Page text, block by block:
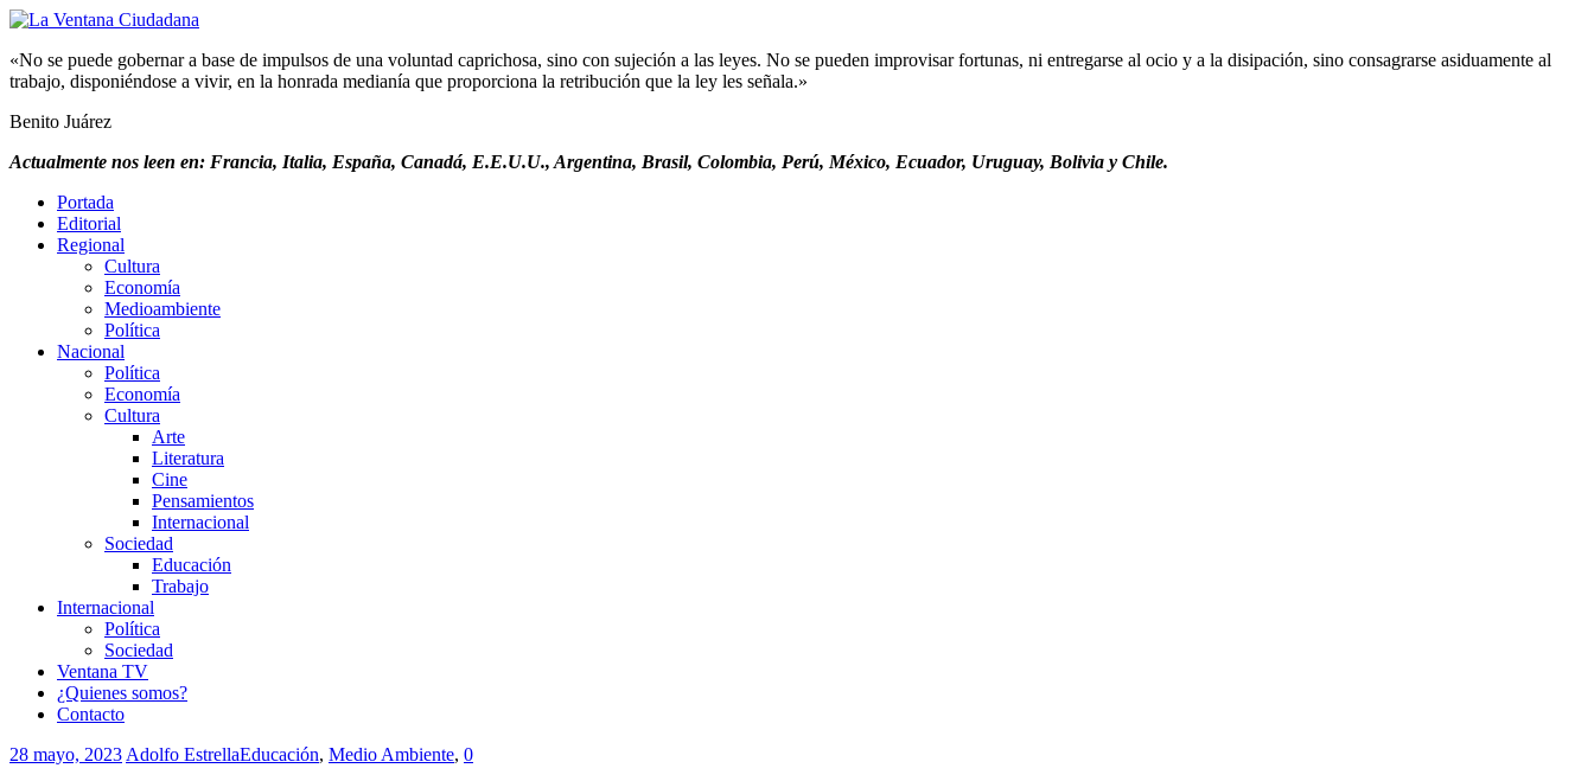
«No se puede gobernar a base de impulsos de una voluntad caprichosa, sino con sujeción a las leyes. No se pueden improvisar fortunas, ni entregarse al ocio y a la disipación, sino consagrarse asiduamente al
trabajo, disponiéndose a vivir, en la honrada medianía que proporciona la retribución que la ley les señala.»
Benito Juárez
Actualmente nos leen en: Francia, Italia, España, Canadá, E.E.U.U., Argentina, Brasil, Colombia, Perú, México, Ecuador, Uruguay, Bolivia y Chile.
Portada
Editorial
Regional
Cultura
Economía
Medioambiente
Política
Nacional
Política
Economía
Cultura
Arte
Literatura
Cine
Pensamientos
Internacional
Sociedad
Educación
Trabajo
Internacional
Política
Sociedad
Ventana TV
¿Quienes somos?
Contacto
28 mayo, 2023 Adolfo EstrellaEducación, Medio Ambiente, 0